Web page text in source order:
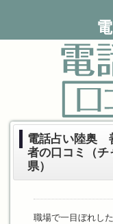
電話占い陸奥
者の口コミ（
県）
職場で一目ぼれし